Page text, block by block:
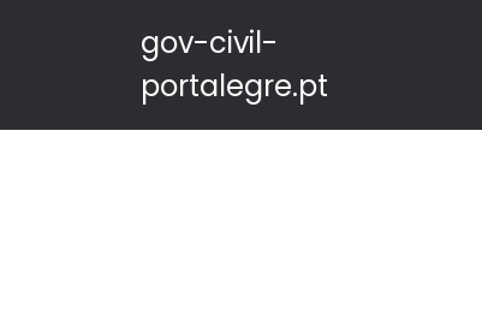
gov-civil-
portalegre.pt